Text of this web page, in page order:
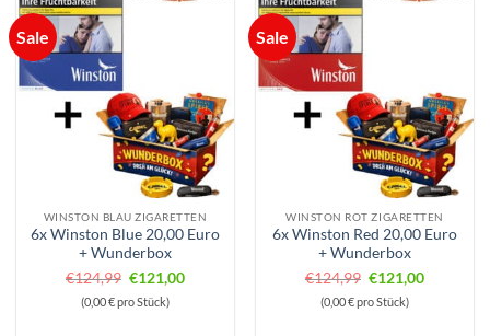
Sale
WINSTON BLAU ZIGARETTEN
6x Winston Blue 20,00 Euro
+ Wunderbox
€124,99 Ursprünglicher
Preis
€121,00Aktueller
(0,00 € pro Stück)
Sale
WINSTON ROT ZIGARETTEN
6x Winston Red 20,00 Euro
+ Wunderbox
€124,99 Ursprünglicher
Preis
€121,00Aktueller
(0,00 € pro Stück)